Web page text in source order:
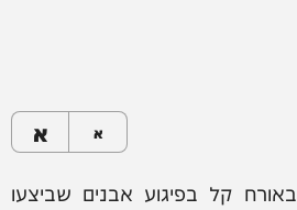
א א
קל בפיגוע אבנים שביצעו